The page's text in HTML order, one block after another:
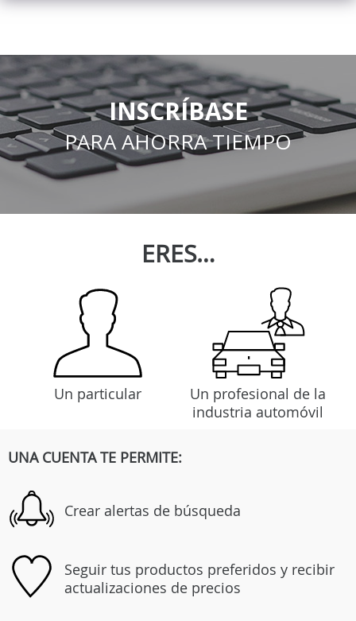
INSCRÍBASE
PARA AHORRA TIEMPO
ERES…
Un particular
Un profesional de la
industria automóvil
UNA CUENTA TE PERMITE:
Crear alertas de búsqueda
Seguir tus productos preferidos y recibir
actualizaciones de precios